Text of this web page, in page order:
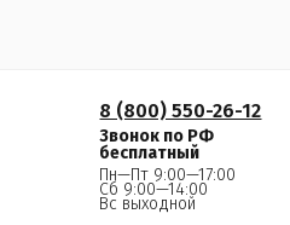
8 (800) 550-26-12
Звонок по РФ
бесплатный
Пн—Пт 9:00—17:00
Сб 9:00—14:00
Вс выходной